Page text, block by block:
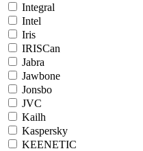
Integral
Intel
Iris
IRISCan
Jabra
Jawbone
Jonsbo
JVC
Kailh
Kaspersky
KEENETIC